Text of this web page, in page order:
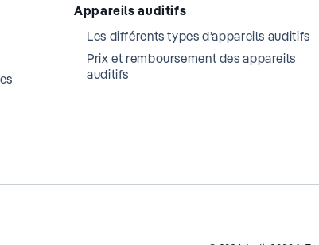
Appareils auditifs
Les différents types d’appareils auditifs
Prix et remboursement des appareils
auditifs